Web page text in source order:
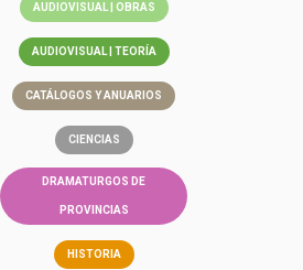
AUDIOVISUAL | OBRAS
AUDIOVISUAL | TEORÍA
CATÁLOGOS Y ANUARIOS
CIENCIAS
DRAMATURGOS DE
PROVINCIAS
HISTORIA